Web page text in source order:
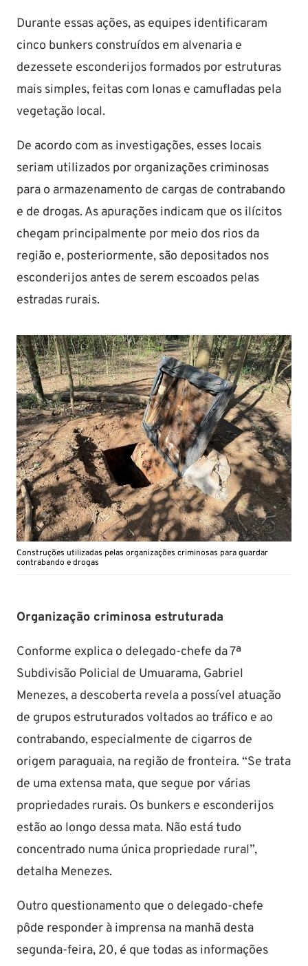
Durante essas ações, as equipes identificaram
cinco bunkers construídos em alvenaria e
dezessete esconderijos formados por estruturas
mais simples, feitas com lonas e camufladas pela
vegetação local.
De acordo com as investigações, esses locais
seriam utilizados por organizações criminosas
para o armazenamento de cargas de contrabando
e de drogas. As apurações indicam que os ilícitos
chegam principalmente por meio dos rios da
região e, posteriormente, são depositados nos
esconderijos antes de serem escoados pelas
estradas rurais.
Construções utilizadas pelas organizações criminosas para guardar
contrabando e drogas
Organização criminosa estruturada
Conforme explica o delegado-chefe da 7ª
Subdivisão Policial de Umuarama, Gabriel
Menezes, a descoberta revela a possível atuação
de grupos estruturados voltados ao tráfico e ao
contrabando, especialmente de cigarros de
origem paraguaia, na região de fronteira. “Se trata
de uma extensa mata, que segue por várias
propriedades rurais. Os bunkers e esconderijos
estão ao longo dessa mata. Não está tudo
concentrado numa única propriedade rural”,
detalha Menezes.
Outro questionamento que o delegado-chefe
pôde responder à imprensa na manhã desta
segunda-feira, 20, é que todas as informações